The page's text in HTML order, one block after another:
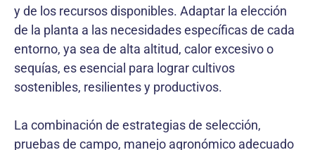
y de los recursos disponibles. Adaptar la elección
de la planta a las necesidades específicas de cada
entorno, ya sea de alta altitud, calor excesivo o
sequías, es esencial para lograr cultivos
sostenibles, resilientes y productivos.
La combinación de estrategias de selección,
pruebas de campo, manejo agronómico adecuado